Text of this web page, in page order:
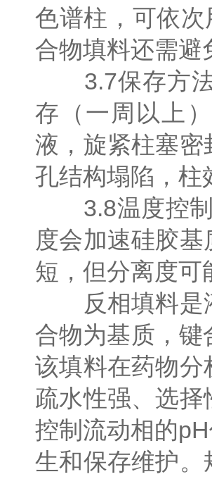
色谱柱，可依
合物填料还需避
3.7保存方法
存（一周以上
液，旋紧柱塞
孔结构塌陷，柱
3.8温度控制
度会加速硅胶
短，但分离度可
反相填料是液
合物为基质，
该填料在药物
疏水性强、选
控制流动相的
生和保存维护